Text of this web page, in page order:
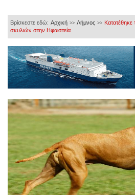
Βρίσκεστε εδώ: Αρχική >> Λήμνος >> Κατατέθηκε
σκυλιών στην Ηφαιστεία